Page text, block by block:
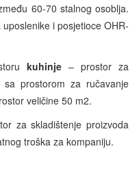
60-70 stalnog osoblja.
i posjetioce OHR-
kuhinje– prostor za
prostorom za ručavanje
veličine 50 m2.
za skladištenje proizvoda
troška za kompaniju.